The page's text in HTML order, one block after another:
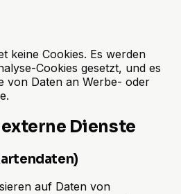
keine Cookies. Es werden
Cookies gesetzt, und es
von Daten an Werbe- oder
Dienste
auf Daten von